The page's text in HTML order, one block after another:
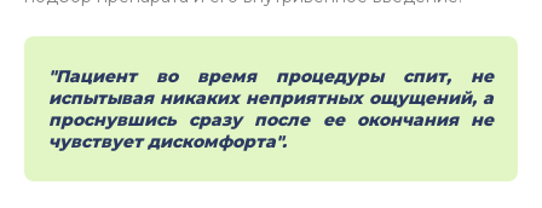
"Пациент во время процедуры спит, не
испытывая никаких неприятных ощущений, а
проснувшись сразу после ее окончания не
чувствует дискомфорта".